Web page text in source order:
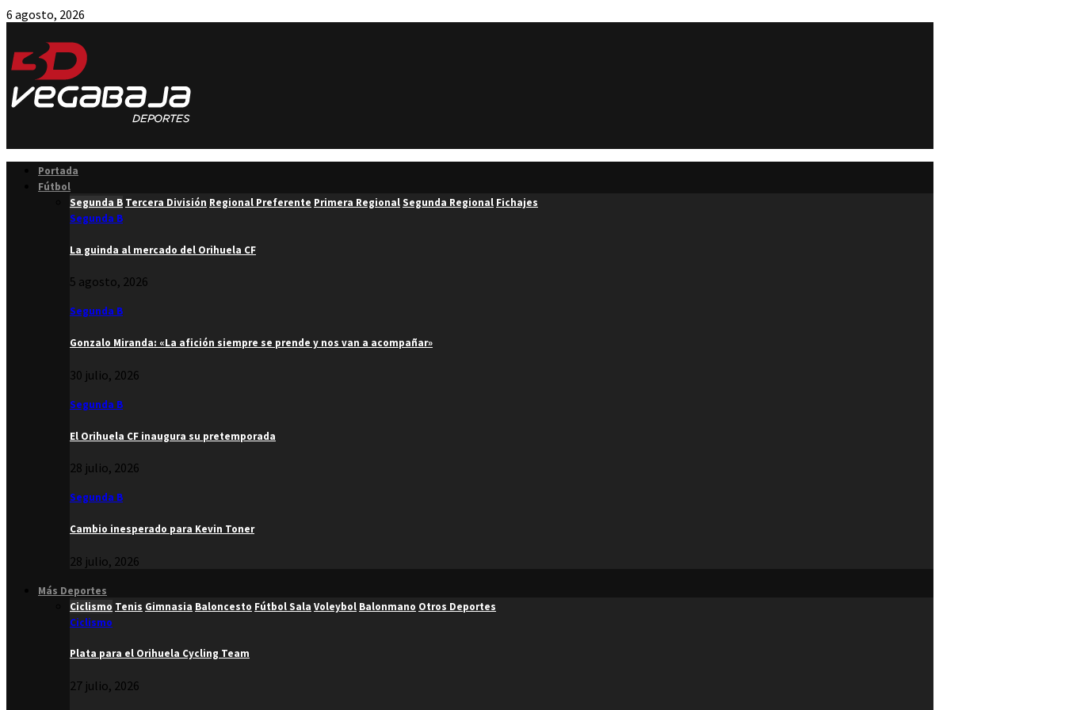
6 agosto, 2026
Portada
Fútbol
Segunda B Tercera División Regional Preferente Primera RegionalSegunda Regional Fichajes
Segunda B
La guinda al mercado del Orihuela CF
5 agosto, 2026
Segunda B
Gonzalo Miranda: «La afición siempre se prende y nos van a acompañar»
30 julio, 2026
Segunda B
El Orihuela CF inaugura su pretemporada
28 julio, 2026
Segunda B
Cambio inesperado para Kevin Toner
28 julio, 2026
Más Deportes
Ciclismo Tenis Gimnasia Baloncesto Fútbol Sala Voleybol Balonmano Otros Deportes
Ciclismo
Plata para el Orihuela Cycling Team
27 julio, 2026